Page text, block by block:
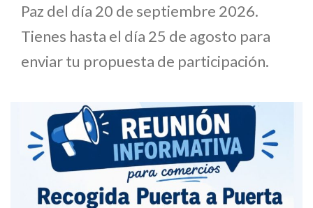
Paz del día 20 de septiembre 2026.
Tienes hasta el día 25 de agosto para
enviar tu propuesta de participación.